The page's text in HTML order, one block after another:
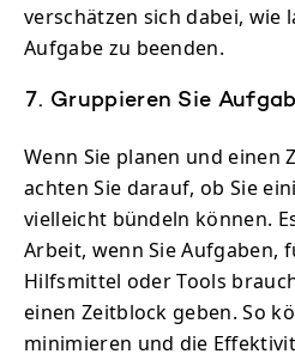
verschätzen sich dabei, wie
Aufgabe zu beenden.
7. Gruppieren Sie
Wenn Sie planen und einen
achten Sie darauf, ob Sie
vielleicht bündeln können.
Arbeit, wenn Sie Aufgaben,
Hilfsmittel oder Tools
einen Zeitblock geben. So
minimieren und die